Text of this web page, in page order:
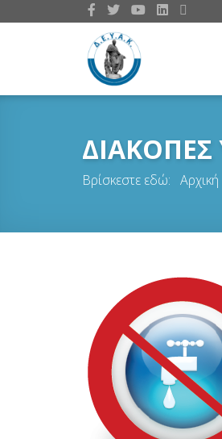
Βρίσκεστε εδώ: Αρχική